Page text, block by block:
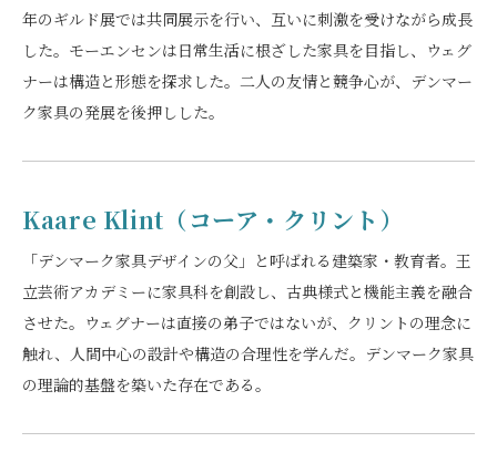
年のギルド展では共同展示を行い、互いに刺激を受けながら成長
した。モーエンセンは日常生活に根ざした家具を目指し、ウェグ
ナーは構造と形態を探求した。二人の友情と競争心が、デンマー
ク家具の発展を後押しした。
Kaare Klint（コーア・クリント）
「デンマーク家具デザインの父」と呼ばれる建築家・教育者。王
立芸術アカデミーに家具科を創設し、古典様式と機能主義を融合
させた。ウェグナーは直接の弟子ではないが、クリントの理念に
触れ、人間中心の設計や構造の合理性を学んだ。デンマーク家具
の理論的基盤を築いた存在である。